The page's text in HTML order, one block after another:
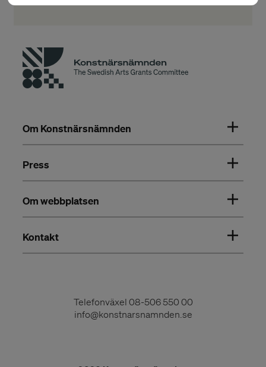
Om Konstnärsnämnden
Press
Om webbplatsen
Kontakt
Telefonväxel 08-506 550 00
info@konstnarsnamnden.se